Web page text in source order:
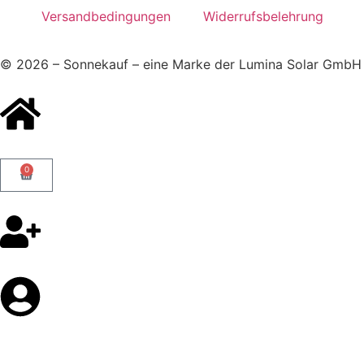
Versandbedingungen Widerrufsbelehrung
© 2026 – Sonnekauf – eine Marke der Lumina Solar GmbH
0